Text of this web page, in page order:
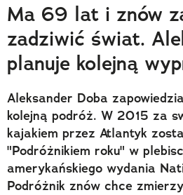
Trendbook Podróżniczy
Polecane
Ma 69 lat i znów
zadziwić świat.
planuje kolejną
Aleksander Doba
kolejną podróż. W 2015 za
kajakiem przez Atlantyk
"Podróżnikiem roku" w
amerykańskiego wydania
Podróżnik znów chce